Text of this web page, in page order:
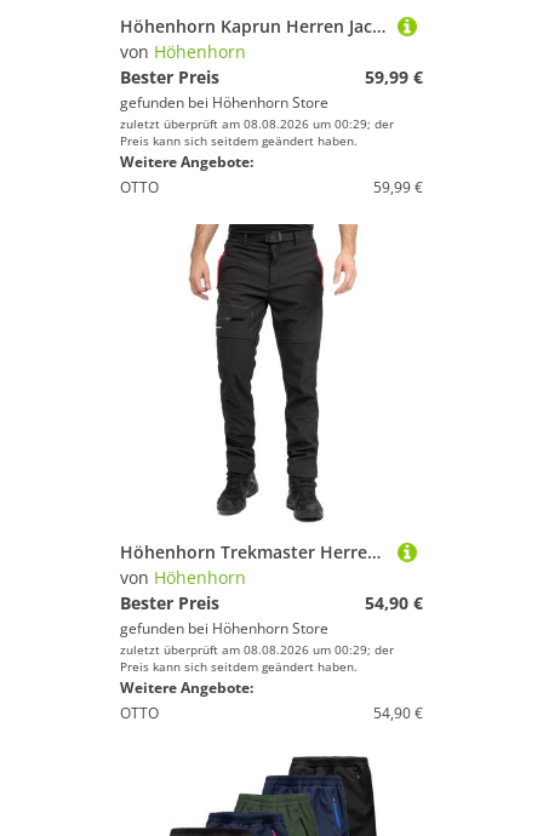
Höhenhorn Kaprun Herren Jacke Hybridjacke Steppjacke Softshell Sportjacke M Schwarz
von Höhenhorn
Bester Preis
59,99 €
gefunden bei Höhenhorn Store
zuletzt überprüft am 08.08.2026 um 00:29; der
Preis kann sich seitdem geändert haben.
Weitere Angebote:
OTTO
59,99 €
Höhenhorn Trekmaster Herren Wanderhose Softshellhose Outdoorhose Gefüttert Sn... M Schwarz
von Höhenhorn
Bester Preis
54,90 €
gefunden bei Höhenhorn Store
zuletzt überprüft am 08.08.2026 um 00:29; der
Preis kann sich seitdem geändert haben.
Weitere Angebote:
OTTO
54,90 €